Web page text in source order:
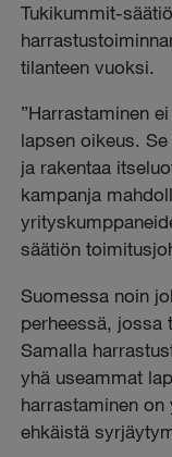
Tukikummit-
tilanteen vuoksi.
”Harrastaminen
lapsen oikeus.
ja rakentaa
kampanja
säätiön
Suomessa noin
perheessä, jossa
Samalla
yhä useammat
harrastaminen
ehkäistä